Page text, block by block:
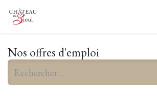
Se rendre au contenu
Nos offres d'emploi